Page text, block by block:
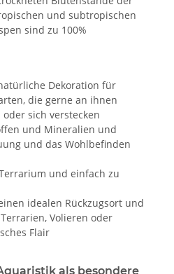
und subtropischen
sind zu 100%
Dekoration für
die gerne an ihnen
sich verstecken
und Mineralien und
und das Wohlbefinden
und einfach zu
idealen Rückzugsort und
Volieren oder
Flair
als besondere